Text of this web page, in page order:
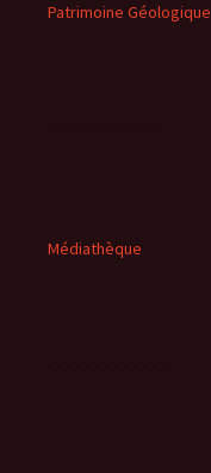
Patrimoine Géologique
Médiathèque